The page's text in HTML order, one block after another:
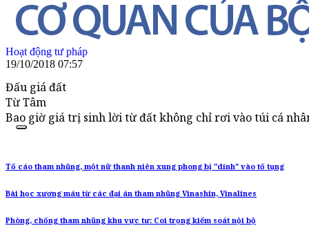
Hoạt động tư pháp
19/10/2018 07:57
Đấu giá đất
Từ Tâm
Bao giờ giá trị sinh lời từ đất không chỉ rơi vào túi cá
Tố cáo tham nhũng, một nữ thanh niên xung phong bị "dính" vào tố tụng
Bài học xương máu từ các đại án tham nhũng Vinashin, Vinalines
Phòng, chống tham nhũng khu vực tư: Coi trọng kiểm soát nội bộ